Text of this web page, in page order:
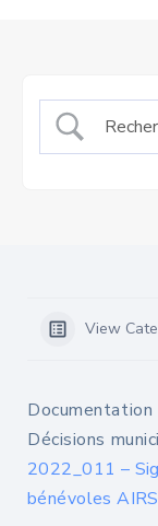
View
Documentation
Décisions
2022_011 –
bénévoles